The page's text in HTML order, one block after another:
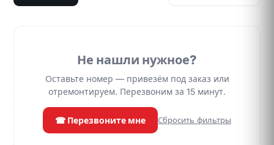
Не нашли нужное?
Оставьте номер — привезём под заказ или
отремонтируем. Перезвоним за 15 минут.
☎ Перезвоните мне Сбросить фильтры